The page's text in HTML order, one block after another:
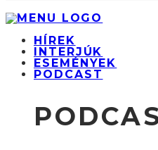
HÍREK
INTERJÚK
ESEMÉNYEK
PODCAST